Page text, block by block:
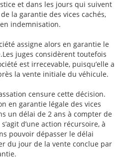
et dans les jours qui suivent
la garantie des vices cachés,
indemnisation.
assigne alors en garantie le
juges considèrent toutefois
est irrecevable, puisqu’elle a
la vente initiale du véhicule.
censure cette décision.
en garantie légale des vices
un délai de 2 ans à compter de
d’une action récursoire, à
pouvoir dépasser le délai
du jour de la vente conclue par